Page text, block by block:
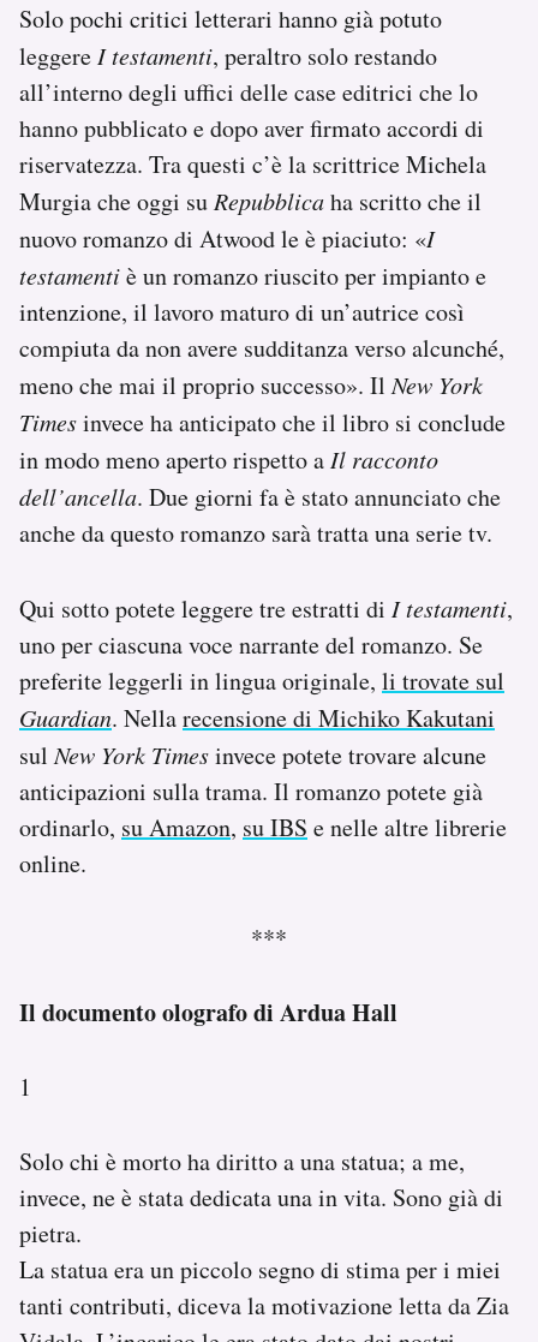
Solo pochi critici letterari hanno già potuto
leggere I testamenti, peraltro solo restando
all’interno degli uffici delle case editrici che lo
hanno pubblicato e dopo aver firmato accordi di
riservatezza. Tra questi c’è la scrittrice Michela
Murgia che oggi su Repubblicaha scritto che il
nuovo romanzo di Atwood le è piaciuto: «I
testamentiè un romanzo riuscito per impianto e
intenzione, il lavoro maturo di un’autrice così
compiuta da non avere sudditanza verso alcunché,
meno che mai il proprio successo». IlNew York
Timesinvece ha anticipato che il libro si conclude
in modo meno aperto rispetto a Il racconto
dell’ancella. Due giorni fa è stato annunciato che
anche da questo romanzo sarà tratta una serie tv.
Qui sotto potete leggere tre estratti di I testamenti,
uno per ciascuna voce narrante del romanzo. Se
preferite leggerli in lingua originale, li trovate sul
Guardian. Nellarecensione di Michiko Kakutani
sulNew York Timesinvece potete trovare alcune
anticipazioni sulla trama. Il romanzo potete già
ordinarlo, su Amazon, su IBS e nelle altre librerie
online.
***
Il documento olografo di Ardua Hall
1
Solo chi è morto ha diritto a una statua; a me,
invece, ne è stata dedicata una in vita. Sono già di
pietra.
La statua era un piccolo segno di stima per i miei
tanti contributi, diceva la motivazione letta da Zia